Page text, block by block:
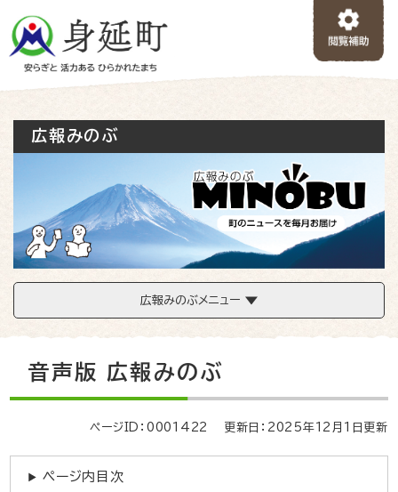
ー
先
広報みのぶ
広報みのぶメニュー
音声版 広報みのぶ
ページID：0001422 更新日：2025年12月1日更新
ページ内目次